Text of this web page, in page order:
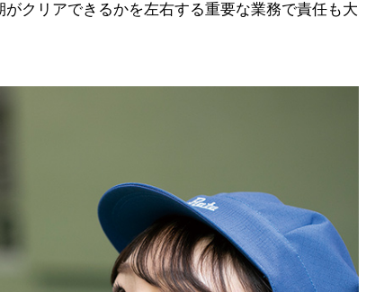
クリアできるかを左右する重要な業務で責任も大